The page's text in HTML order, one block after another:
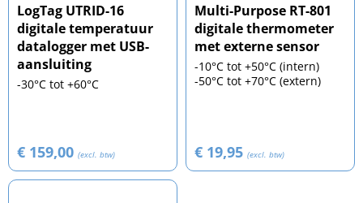
LogTag UTRID-16
digitale temperatuur
datalogger met USB-
aansluiting
-30°C tot +60°C
€ 159,00 (excl. btw)
Multi-Purpose RT-801
digitale thermometer
met externe sensor
-10°C tot +50°C (intern)
-50°C tot +70°C (extern)
€ 19,95 (excl. btw)